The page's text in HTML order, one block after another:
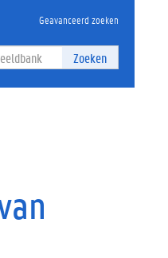
Geavanceerd zoeken
Zoeken